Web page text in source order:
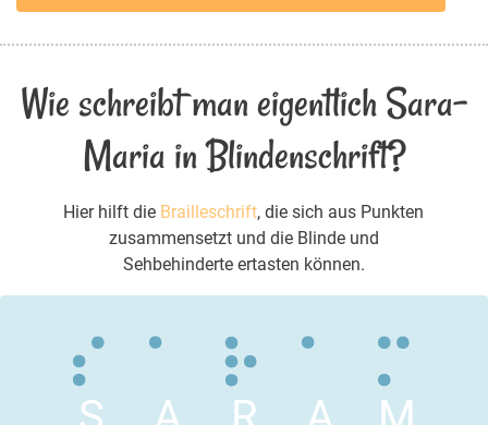
Wie schreibt man eigentlich Sara-
Maria in Blindenschrift?
Hier hilft die Brailleschrift, die sich aus Punkten
zusammensetzt und die Blinde und
Sehbehinderte ertasten können.